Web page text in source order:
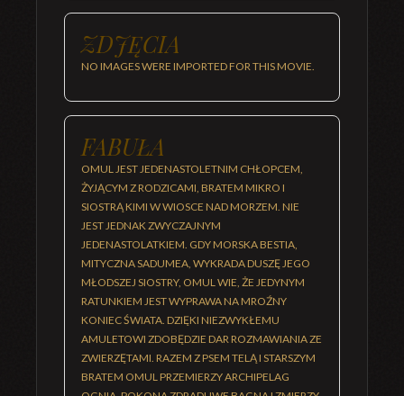
ZDJĘCIA
NO IMAGES WERE IMPORTED FOR THIS MOVIE.
FABUŁA
OMUL JEST JEDENASTOLETNIM CHŁOPCEM,
ŻYJĄCYM Z RODZICAMI, BRATEM MIKRO I
SIOSTRĄ KIMI W WIOSCE NAD MORZEM. NIE
JEST JEDNAK ZWYCZAJNYM
JEDENASTOLATKIEM. GDY MORSKA BESTIA,
MITYCZNA SADUMEA, WYKRADA DUSZĘ JEGO
MŁODSZEJ SIOSTRY, OMUL WIE, ŻE JEDYNYM
RATUNKIEM JEST WYPRAWA NA MROŹNY
KONIEC ŚWIATA. DZIĘKI NIEZWYKŁEMU
AMULETOWI ZDOBĘDZIE DAR ROZMAWIANIA ZE
ZWIERZĘTAMI. RAZEM Z PSEM TELĄ I STARSZYM
BRATEM OMUL PRZEMIERZY ARCHIPELAG